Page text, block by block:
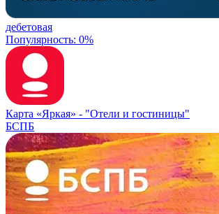
дебетовая
Популярность: 0%
Карта «Яркая» - "Отели и гостиницы"
БСПБ